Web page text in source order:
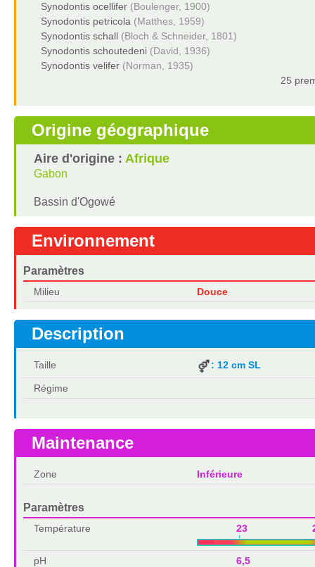
Synodontis ocellifer (Boulenger, 1900)
Synodontis petricola (Matthes, 1959)
Synodontis schall (Bloch & Schneider, 1801)
Synodontis schoutedeni (David, 1936)
Synodontis velifer (Norman, 1935)
25
Origine géographique
Aire d'origine : Afrique
Gabon
Bassin d'Ogowé
Environnement
Paramètres
Milieu Douce
Description
Taille : 12 cm SL
Régime
Maintenance
Zone Inférieure
Paramètres
Température 23
pH 6,5